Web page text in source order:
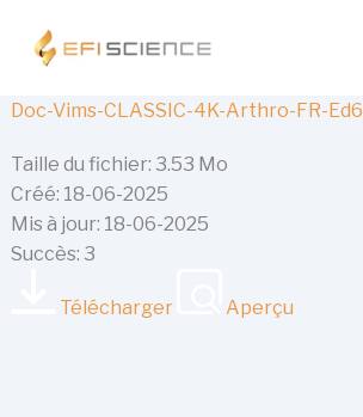
contenu
Doc-Vims-CLASSIC-4K-Arthro-FR-Ed6
Taille du fichier: 3.53 Mo
Créé: 18-06-2025
Mis à jour: 18-06-2025
Succès: 3
Télécharger Aperçu